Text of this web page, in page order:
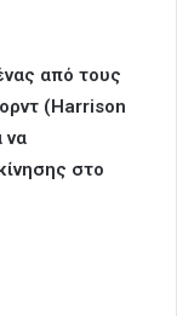
από τους
(Harrison
να
στο